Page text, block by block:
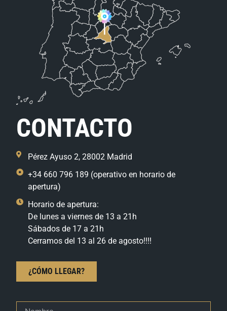
CONTACTO
Pérez Ayuso 2, 28002 Madrid
+34 660 796 189 (operativo en horario de
apertura)
Horario de apertura:
De lunes a viernes de 13 a 21h
Sábados de 17 a 21h
Cerramos del 13 al 26 de agosto!!!!
¿CÓMO LLEGAR?